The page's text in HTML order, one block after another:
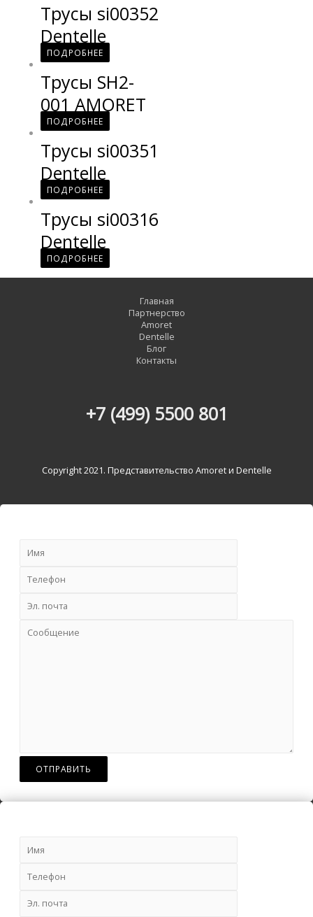
Трусы si00352
Dentelle
ПОДРОБНЕЕ
Трусы SH2-
001 AMORET
ПОДРОБНЕЕ
Трусы si00351
Dentelle
ПОДРОБНЕЕ
Трусы si00316
Dentelle
ПОДРОБНЕЕ
Главная
Партнерство
Amoret
Dentelle
Блог
Контакты
+7 (499) 5500 801
Copyright 2021. Представительство Amoret и Dentelle